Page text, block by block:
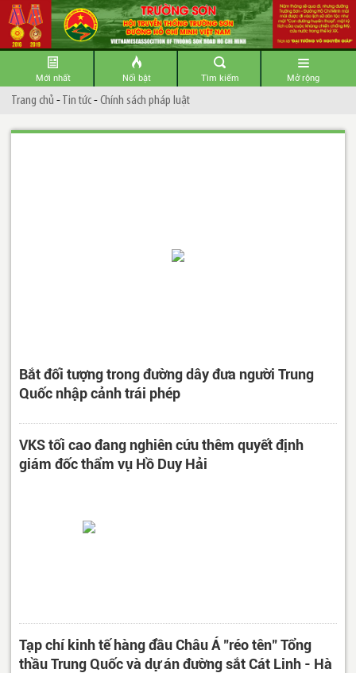
Mới nhất Nổi bật Tìm kiếm Mở rộng
Trang chủ -Tin tức-Chính sách pháp luật
Bắt đối tượng trong đường dây đưa người Trung
Quốc nhập cảnh trái phép
VKS tối cao đang nghiên cứu thêm quyết định
giám đốc thẩm vụ Hồ Duy Hải
Tạp chí kinh tế hàng đầu Châu Á "réo tên" Tổng
thầu Trung Quốc và dự án đường sắt Cát Linh - Hà